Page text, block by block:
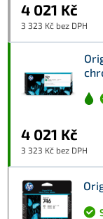
4 021 Kč
3 323 Kč bez DPH
4 021 Kč
3 323 Kč bez DPH